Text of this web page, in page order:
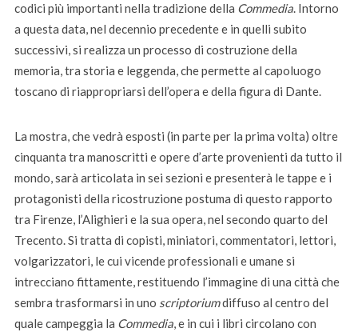
codici più importanti nella tradizione della Commedia. Intorno
a questa data, nel decennio precedente e in quelli subito
successivi, si realizza un processo di costruzione della
memoria, tra storia e leggenda, che permette al capoluogo
toscano di riappropriarsi dell’opera e della figura di Dante.
La mostra, che vedrà esposti (in parte per la prima volta) oltre
cinquanta tra manoscritti e opere d’arte provenienti da tutto il
mondo, sarà articolata in sei sezioni e presenterà le tappe e i
protagonisti della ricostruzione postuma di questo rapporto
tra Firenze, l’Alighieri e la sua opera, nel secondo quarto del
Trecento. Si tratta di copisti, miniatori, commentatori, lettori,
volgarizzatori, le cui vicende professionali e umane si
intrecciano fittamente, restituendo l’immagine di una città che
sembra trasformarsi in uno scriptoriumdiffuso al centro del
quale campeggia la Commedia, e in cui i libri circolano con